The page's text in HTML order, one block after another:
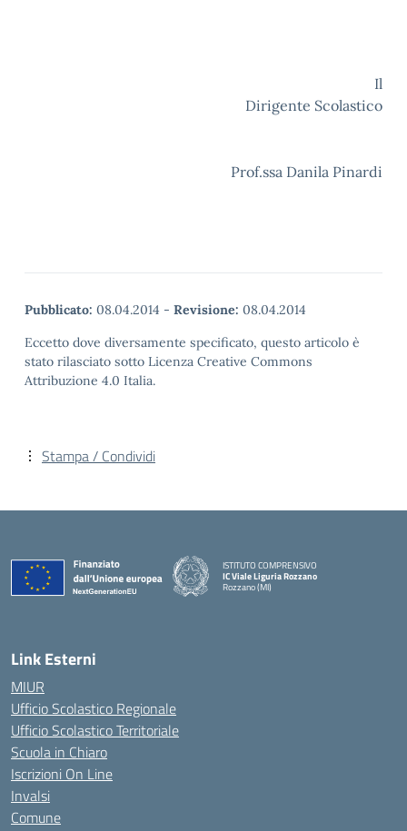
Il
Dirigente Scolastico
Prof.ssa Danila Pinardi
Pubblicato: 08.04.2014 - Revisione: 08.04.2014
Eccetto dove diversamente specificato, questo articolo è
stato rilasciato sotto Licenza Creative Commons
Attribuzione 4.0 Italia.
Stampa / Condividi
ISTITUTO COMPRENSIVO
IC Viale Liguria Rozzano
Rozzano (MI)
Link Esterni
MIUR
Ufficio Scolastico Regionale
Ufficio Scolastico Territoriale
Scuola in Chiaro
Iscrizioni On Line
Invalsi
Comune